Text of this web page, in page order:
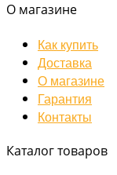
О магазине
Как купить
Доставка
О магазине
Гарантия
Контакты
Каталог товаров